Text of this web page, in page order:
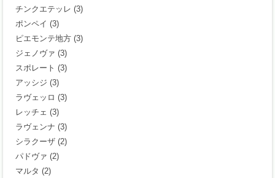
チンクエテッレ (3)
ポンペイ (3)
ピエモンテ地方 (3)
ジェノヴァ (3)
スポレート (3)
アッシジ (3)
ラヴェッロ (3)
レッチェ (3)
ラヴェンナ (3)
シラクーザ (2)
パドヴァ (2)
マルタ (2)